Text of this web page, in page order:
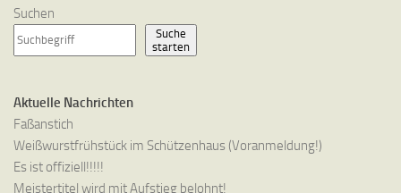
Suchen
Suche
starten
Aktuelle Nachrichten
Faßanstich
Weißwurstfrühstück im Schützenhaus (Voranmeldung!)
Es ist offiziell!!!!!
Meistertitel wird mit Aufstieg belohnt!